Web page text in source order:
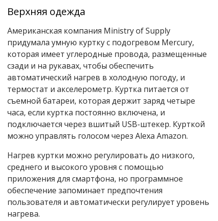
Верхняя одежда
Американская компания Ministry of Supply
придумала умную куртку с подогревом Mercury,
которая имеет углеродные провода, размещенные
сзади и на рукавах, чтобы обеспечить
автоматический нагрев в холодную погоду, и
термостат и акселерометр. Куртка питается от
съемной батареи, которая держит заряд четыре
часа, если куртка постоянно включена, и
подключается через вшитый USB-штекер. Курткой
можно управлять голосом через Alexa Amazon.
Нагрев куртки можно регулировать до низкого,
среднего и высокого уровня с помощью
приложения для смартфона, но программное
обеспечение запоминает предпочтения
пользователя и автоматически регулирует уровень
нагрева.